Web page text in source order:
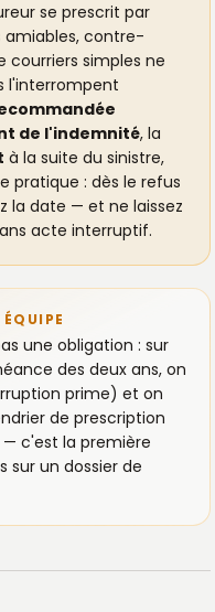
se prescrit par
amiables, contre-
courriers simples ne
l'interrompent
de l'indemnité, la
à la suite du sinistre,
pratique : dès le refus
la date — et ne laissez
acte interruptif.
une obligation : sur
des deux ans, on
prime) et on
de prescription
c'est la première
sur un dossier de